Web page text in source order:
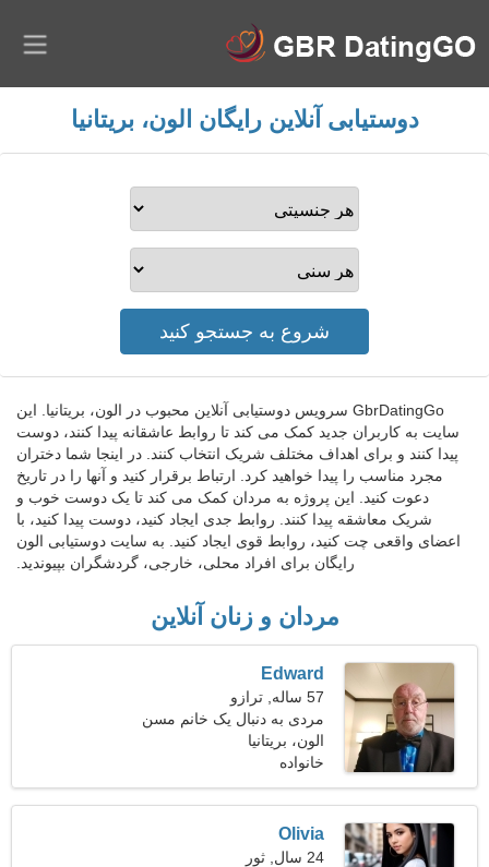
دوستیابی آنلاین رایگان الون، بریتانیا
GbrDatingGo سرویس دوستیابی آنلاین محبوب در الون، بریتانیا. این
سایت به کاربران جدید کمک می کند تا روابط عاشقانه پیدا کنند، دوست
پیدا کنند و برای اهداف مختلف شریک انتخاب کنند. در اینجا شما دختران
مجرد مناسب را پیدا خواهید کرد. ارتباط برقرار کنید و آنها را در تاریخ
دعوت کنید. این پروژه به مردان کمک می کند تا یک دوست خوب و
شریک معاشقه پیدا کنند. روابط جدی ایجاد کنید، دوست پیدا کنید، با
اعضای واقعی چت کنید، روابط قوی ایجاد کنید. به سایت دوستیابی الون
رایگان برای افراد محلی، خارجی، گردشگران بپیوندید.
مردان و زنان آنلاین
Edward
57 ساله, ترازو
مردی به دنبال یک خانم مسن
47-52
الون، بریتانیا
خانواده
Olivia
24 سال, ثور